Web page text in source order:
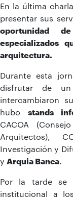
En la última
presentar sus
oportunidad
especializados
arquitectura.
Durante esta
disfrutar de
intercambiaron
hubo stands
CACOA
Arquitectos),
Investigación y
y Arquia Banca
Por la tarde se
institucional a